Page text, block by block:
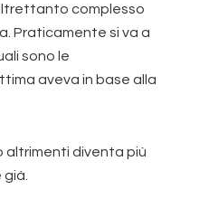
complesso
Praticamente si va a
sono le
aveva in base alla
altrimenti diventa più